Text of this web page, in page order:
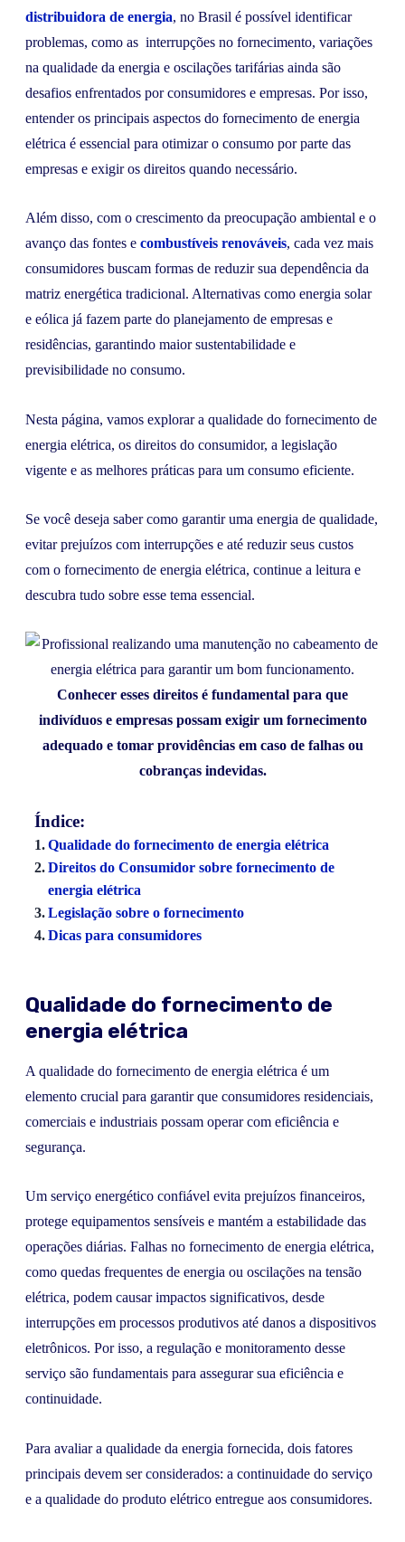
distribuidora de energia, no Brasil é possível identificar
problemas, como as interrupções no fornecimento, variações
na qualidade da energia e oscilações tarifárias ainda são
desafios enfrentados por consumidores e empresas. Por isso,
entender os principais aspectos do fornecimento de energia
elétrica é essencial para otimizar o consumo por parte das
empresas e exigir os direitos quando necessário.
Além disso, com o crescimento da preocupação ambiental e o
avanço das fontes e combustíveis renováveis, cada vez mais
consumidores buscam formas de reduzir sua dependência da
matriz energética tradicional. Alternativas como energia solar
e eólica já fazem parte do planejamento de empresas e
residências, garantindo maior sustentabilidade e
previsibilidade no consumo.
Nesta página, vamos explorar a qualidade do fornecimento de
energia elétrica, os direitos do consumidor, a legislação
vigente e as melhores práticas para um consumo eficiente.
Se você deseja saber como garantir uma energia de qualidade,
evitar prejuízos com interrupções e até reduzir seus custos
com o fornecimento de energia elétrica, continue a leitura e
descubra tudo sobre esse tema essencial.
Conhecer esses direitos é fundamental para que
indivíduos e empresas possam exigir um fornecimento
adequado e tomar providências em caso de falhas ou
cobranças indevidas.
Índice:
Qualidade do fornecimento de energia elétrica
Direitos do Consumidor sobre fornecimento de
energia elétrica
Legislação sobre o fornecimento
Dicas para consumidores
Qualidade do fornecimento de
energia elétrica
A qualidade do fornecimento de energia elétrica é um
elemento crucial para garantir que consumidores residenciais,
comerciais e industriais possam operar com eficiência e
segurança.
Um serviço energético confiável evita prejuízos financeiros,
protege equipamentos sensíveis e mantém a estabilidade das
operações diárias. Falhas no fornecimento de energia elétrica,
como quedas frequentes de energia ou oscilações na tensão
elétrica, podem causar impactos significativos, desde
interrupções em processos produtivos até danos a dispositivos
eletrônicos. Por isso, a regulação e monitoramento desse
serviço são fundamentais para assegurar sua eficiência e
continuidade.
Para avaliar a qualidade da energia fornecida, dois fatores
principais devem ser considerados: a continuidade do serviço
e a qualidade do produto elétrico entregue aos consumidores.